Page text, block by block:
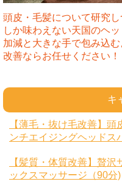
頭皮・毛髪について研究
しか味わえない天国のヘ
加減と大きな手で包み込
改善ならお任せください！
キ
【薄毛・抜け毛改善】
ンチエイジングヘッドス
【髪質・体質改善】贅
ックスマッサージ（90分)